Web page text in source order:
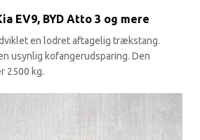
EV9, BYD Atto 3 og mere
en lodret aftagelig trækstang.
usynlig kofangerudsparing. Den
2500 kg.